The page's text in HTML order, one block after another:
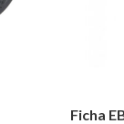
Ficha